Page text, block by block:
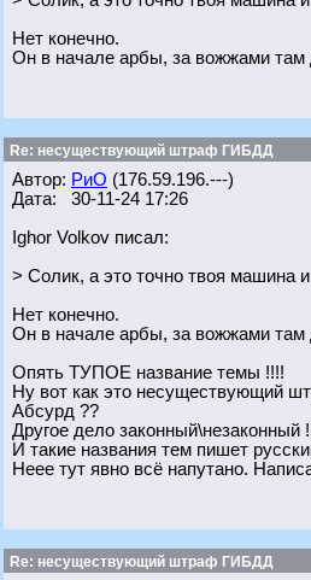
Нет конечно.
Он в начале арбы, за вожжами там
Re: несуществующий штраф ГИБДД
Автор: РиО (176.59.196.---)
Дата: 30-11-24 17:26
Ighor Volkov писал:
> Солик, а это точно твоя машина
Нет конечно.
Он в начале арбы, за вожжами там
Опять ТУПОЕ название темы !!!!
Ну вот как это несуществующий
Абсурд ??
Другое дело законный\незаконный
И такие названия тем пишет
Неее тут явно всё напутано.
Re: несуществующий штраф ГИБДД